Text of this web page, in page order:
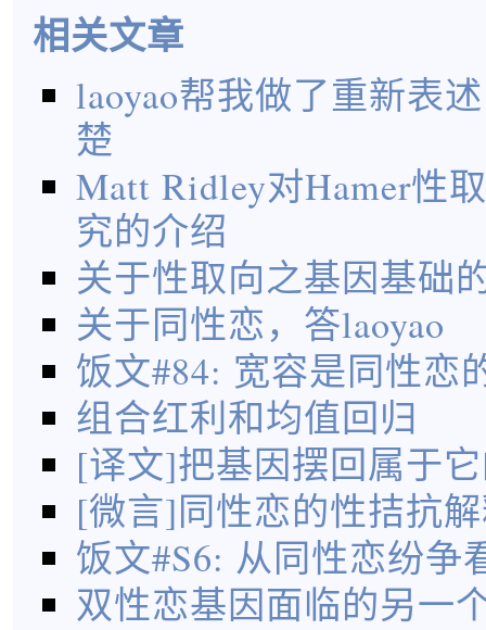
相关文章
laoyao帮我做了重新表
楚
Matt Ridley对Hamer性
究的介绍
关于性取向之基因基础
关于同性恋，答laoyao
饭文#84: 宽容是同性恋
组合红利和均值回归
[译文]把基因摆回属于
[微言]同性恋的性拮抗
饭文#S6: 从同性恋纷争
双性恋基因面临的另一